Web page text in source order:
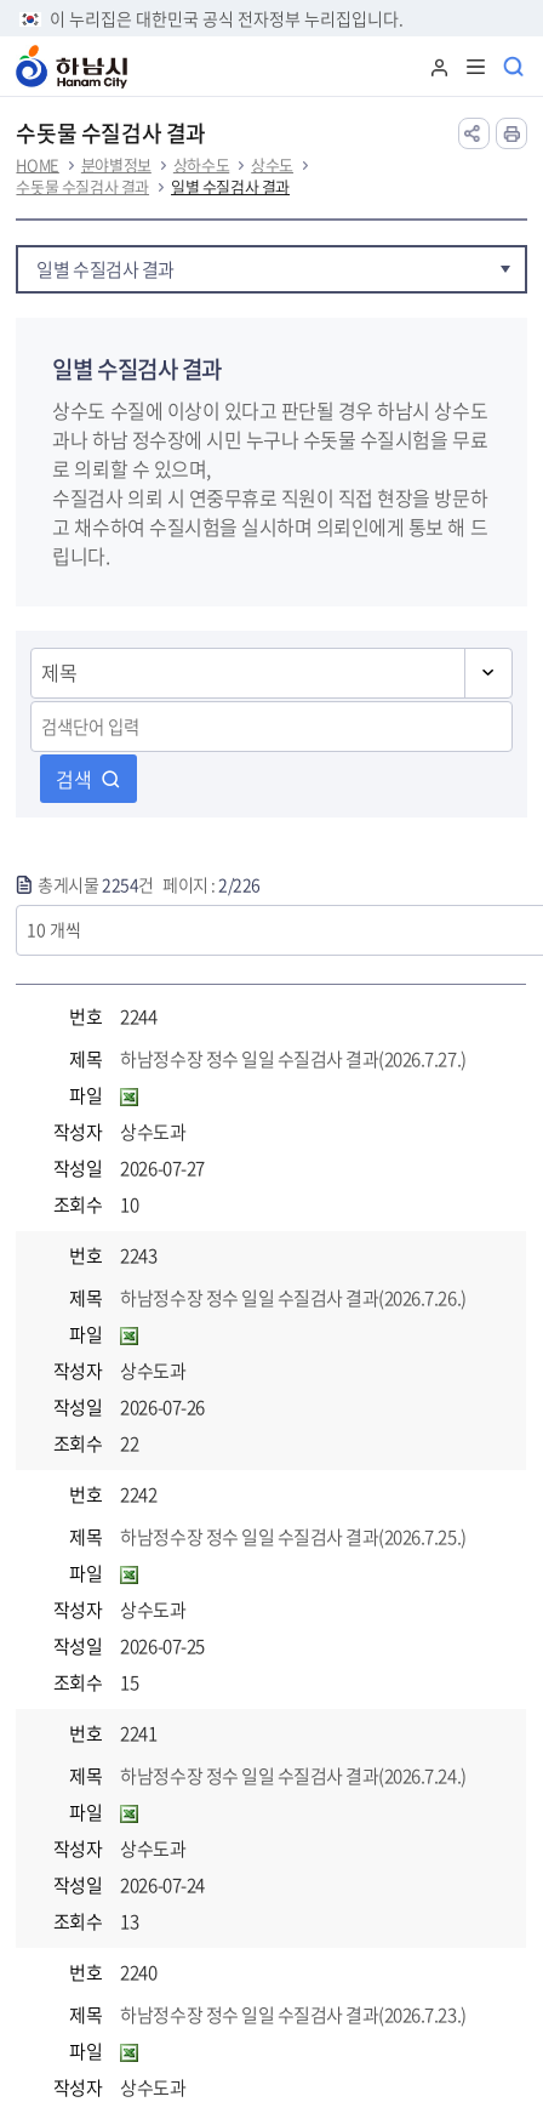
본문 바로가기
이 누리집은 대한민국 공식 전자정부 누리집입니다.
수돗물 수질검사 결과
HOME 분야별정보 상하수도
상수도
수돗물 수질검사 결과
일별 수질검사 결과
일별 수질검사 결과
일별 수질검사 결과
상수도 수질에 이상이 있다고 판단될 경우 하남시 상수도
과나 하남 정수장에 시민 누구나 수돗물 수질시험을 무료
로 의뢰할 수 있으며,
수질검사 의뢰 시 연중무휴로 직원이 직접 현장을 방문하
고 채수하여 수질시험을 실시하며 의뢰인에게 통보 해 드
립니다.
검색
총게시물2254건 페이지 :2/226
번호
2244
제목
하남정수장 정수 일일 수질검사 결과(2026.7.27.)
파일
작성자
상수도과
작성일
2026-07-27
조회수
10
번호
2243
제목
하남정수장 정수 일일 수질검사 결과(2026.7.26.)
파일
작성자
상수도과
작성일
2026-07-26
조회수
22
번호
2242
제목
하남정수장 정수 일일 수질검사 결과(2026.7.25.)
파일
작성자
상수도과
작성일
2026-07-25
조회수
15
번호
2241
제목
하남정수장 정수 일일 수질검사 결과(2026.7.24.)
파일
작성자
상수도과
작성일
2026-07-24
조회수
13
번호
2240
제목
하남정수장 정수 일일 수질검사 결과(2026.7.23.)
파일
작성자
상수도과